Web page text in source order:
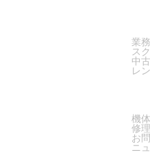
業
ス
中
レ
機
修
お
ニ